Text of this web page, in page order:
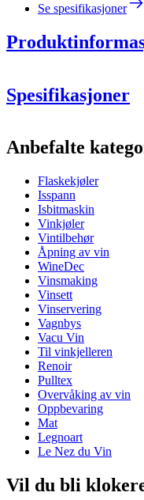
Se spesifikasjoner
Spesifikasjoner
Produktnummer
Dimensjoner (BxHxD cm)
Vekt (kg)1
Høyde (cm)
Bredde (cm)
Dybde (cm)12
Anbefalte
Flaskekjøler
Isspann
Isbitmaskin
Vinkjøler
Vintilbehør
Åpning av vin
WineDec
Vinsmaking
Vinsett
Vinservering
Vagnbys
Vacu Vin
Til vinkjelleren
Renoir
Pulltex
Overvåking av vin
Oppbevaring
Mat
Legnoart
Le Nez du Vin
Vil du bli